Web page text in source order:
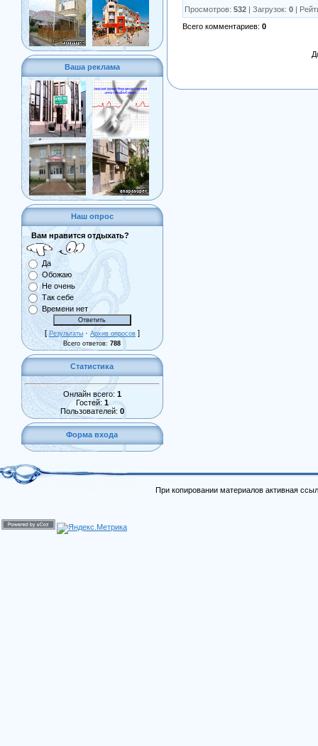
Ваша реклама
Наш опрос
Вам нравится отдыхать?
Да
Обожаю
Не очень
Так себе
Времени нет
[ Результаты · Архив опросов ]
Всего ответов:788
Статистика
Онлайн всего: 1
Гостей: 1
Пользователей: 0
Форма входа
Просмотров: 532 | Загрузок: 0 |
Всего комментариев: 0
При копировании материалов активная